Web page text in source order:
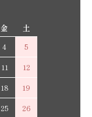
金
土
4
5
11
12
18
19
25
26